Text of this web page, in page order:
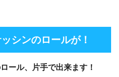
シンのロールが！
ール、片手で出来ます！